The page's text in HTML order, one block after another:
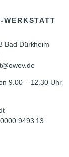
WERKSTATT
Bad Dürkheim
9.00 – 12.30 Uhr
9493 13